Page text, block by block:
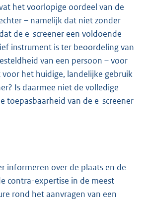
het voorlopige oordeel van de
– namelijk dat niet zonder
de e-screener een voldoende
instrument is ter beoordeling van
van een persoon – voor
het huidige, landelijke gebruik
Is daarmee niet de volledige
toepasbaarheid van de e-screener
informeren over de plaats en de
contra-expertise in de meest
rond het aanvragen van een